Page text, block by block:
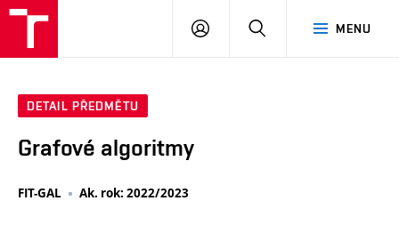
MENU
PŘIHLÁSIT
DETAIL PŘEDMĚTU
Grafové algoritmy
FIT-GAL Ak. rok: 2022/2023